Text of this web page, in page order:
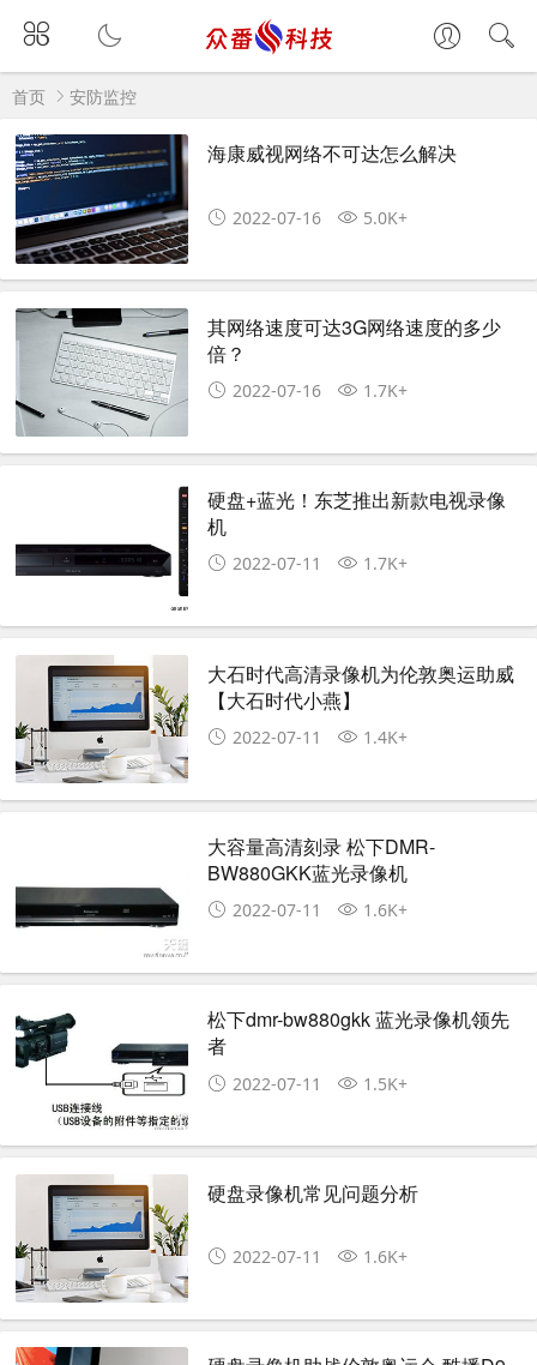
首页 安防监控
海康威视网络不可达怎么解决
2022-07-16 5.0K+
其网络速度可达3G网络速度的多少
倍？
2022-07-16 1.7K+
硬盘+蓝光！东芝推出新款电视录像
机
2022-07-11 1.7K+
大石时代高清录像机为伦敦奥运助威
【大石时代小燕】
2022-07-11 1.4K+
大容量高清刻录 松下DMR-
BW880GKK蓝光录像机
2022-07-11 1.6K+
松下dmr-bw880gkk 蓝光录像机领先
者
2022-07-11 1.5K+
硬盘录像机常见问题分析
2022-07-11 1.6K+